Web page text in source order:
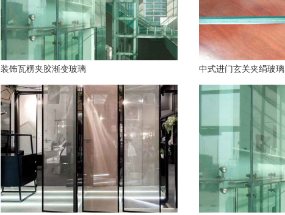
装饰瓦楞夹胶渐变玻璃 中式进门玄关夹绢玻璃